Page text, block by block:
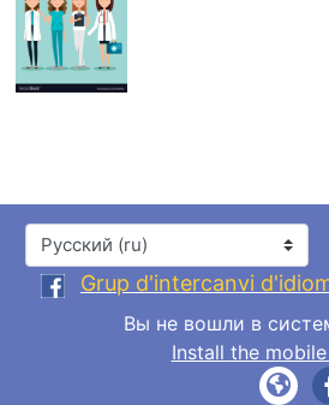
Язык
Grup d'intercanvi
Вы не вошли в
Install the